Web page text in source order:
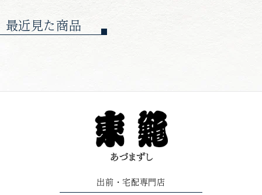
最近見た商品
出前 ・宅配専門店